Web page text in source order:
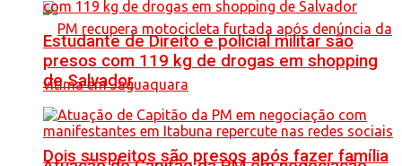
Dois suspeitos são presos após fazer família
Estudante de Direito e policial militar são
presos com 119 kg de drogas em shopping
de Salvador